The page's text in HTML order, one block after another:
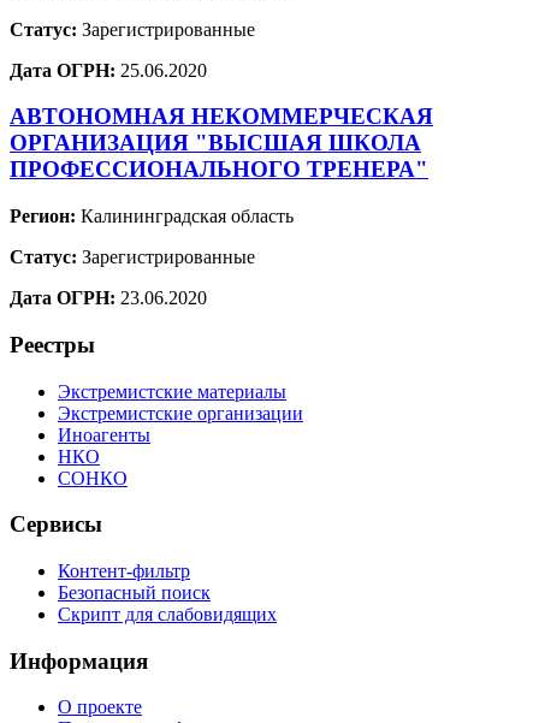
Статус: Зарегистрированные
Дата ОГРН: 25.06.2020
АВТОНОМНАЯ НЕКОММЕРЧЕСКАЯ
ОРГАНИЗАЦИЯ "ВЫСШАЯ ШКОЛА
ПРОФЕССИОНАЛЬНОГО ТРЕНЕРА"
Регион: Калининградская область
Статус: Зарегистрированные
Дата ОГРН: 23.06.2020
Реестры
Экстремистские материалы
Экстремистские организации
Иноагенты
НКО
СОНКО
Сервисы
Контент-фильтр
Безопасный поиск
Скрипт для слабовидящих
Информация
О проекте